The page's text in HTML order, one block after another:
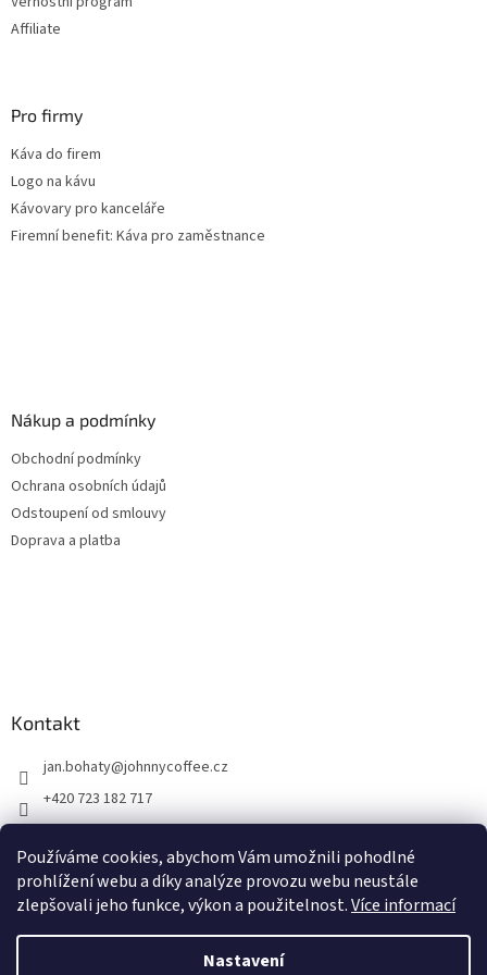
Používáme cookies, abychom Vám umožnili pohodlné
prohlížení webu a díky analýze provozu webu neustále
zlepšovali jeho funkce, výkon a použitelnost.Více informací
Nastavení
Affiliate
Pro firmy
Káva do firem
Logo na kávu
Kávovary pro kanceláře
Firemní benefit: Káva pro zaměstnance
Nákup a podmínky
Obchodní podmínky
Ochrana osobních údajů
Odstoupení od smlouvy
Doprava a platba
Kontakt
jan.bohaty@johnnycoffee.cz
+420 723 182 717
Johnny Coffee
prazirna_johnny_coffee/
Vytvořil Shoptet